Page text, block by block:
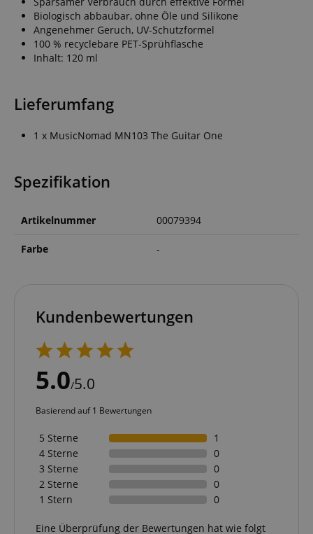
Biologisch abbaubar, ohne Öle und Silikone
Angenehmer Geruch, UV-Schutzformel
100 % recyclebare PET-Sprühflasche
Inhalt: 120 ml
Lieferumfang
1 x MusicNomad MN103 The Guitar One
Spezifikation
Artikelnummer 00079394
Farbe -
Kundenbewertungen
5.0/5.0
Basierend auf 1 Bewertungen
5 Sterne
1
4 Sterne
0
3 Sterne
0
2 Sterne
0
1 Stern
0
Eine Überprüfung der Bewertungen hat wie folgt